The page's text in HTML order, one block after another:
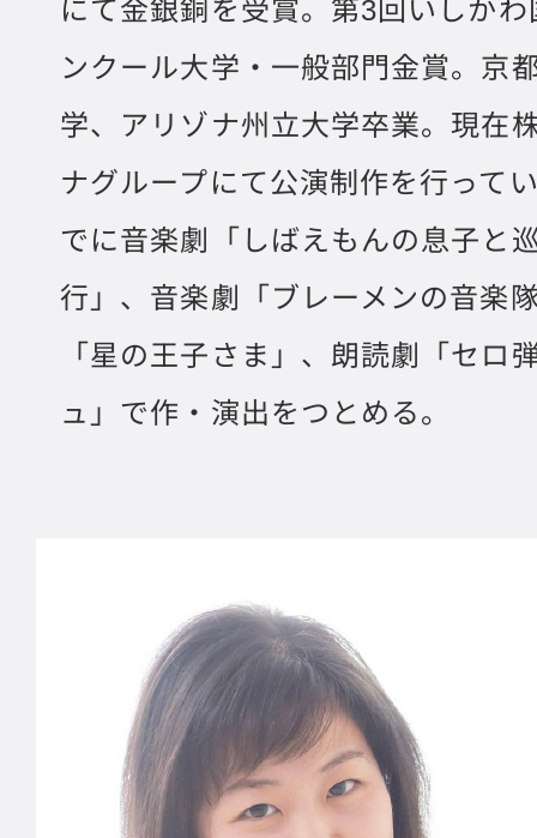
にて金銀銅を受賞。第3回いしか
ンクール大学・一般部門金賞。京
学、アリゾナ州立大学卒業。現在
ナグループにて公演制作を行って
でに音楽劇「しばえもんの息子と
行」、音楽劇「ブレーメンの音楽
「星の王子さま」、朗読劇「セロ
ュ」で作・演出をつとめる。